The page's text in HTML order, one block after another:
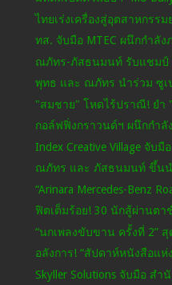
ไทยเร่งเครื่องสู่อุตสาหกรร
ทส. จับมือ MTEC ผนึกกำลั
ณภัทร-ภัสธนมนท์ รับแชมป์
พุทธ และ ณภัทร นำร่วม ซูเ
"สมชาย" โหดไร้ปราณี! ยำ
กอล์ฟฟิ่งกราวนด์ฯ ผนึกกำลั
Index Creative Village จับมื
ณภัทร และ ภัสธนมนท์ ขึ้นน
“Arinara Mercedes-Benz
ฟิตเต็มร้อย! 30 นักสู้ผ่านตา
“นกเพลงขับขาน ครั้งที่ 2”
อลังการ! “สัปดาห์หนังสือแ
Skyller Solutions จับมือ ส